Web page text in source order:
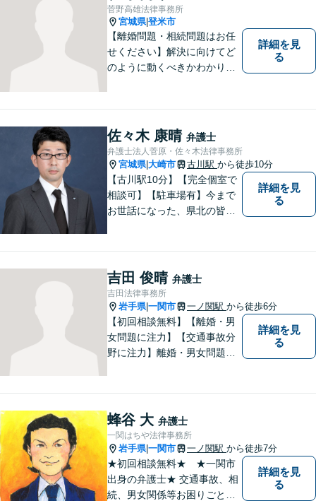
菅野高雄法律事務所
宮城県|登米市
【離婚問題・相続問題はお任
せください】解決に向けてど
のように動くべきかわかりや
夜間・休日対応可】お早めの
ご相談が、納得のいく解決へ
の第一歩です。
詳細を見
る
佐々木 康晴 弁護士
弁護士法人菅原・佐々木法律事務所
宮城県|大崎市 古川駅 から徒歩10分
【古川駅10分】【完全個室で
相談可】【駐車場有】今まで
お世話になった、県北の皆さ
ら、お気軽にお声がけくださ
い。
詳細を見
る
吉田 俊晴 弁護士
吉田法律事務所
岩手県|一関市 一ノ関駅 から徒歩6分
【初回相談無料】【離婚・男
女問題に注力】【交通事故分
野に注力】離婚・男女問題、
ります。何かお困りごとがご
ざいましたら、お気軽にご相
談ください。
詳細を見
る
蜂谷 大 弁護士
一関はちや法律事務所
岩手県|一関市 一ノ関駅 から徒歩7分
★初回相談無料★ ★一関市
出身の弁護士★ 交通事故、相
続、男女関係等お困りごとが
詳細を見
る